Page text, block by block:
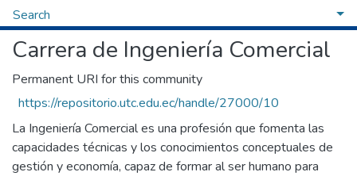
Search
Carrera de Ingeniería Comercial
Permanent URI for this community
https://repositorio.utc.edu.ec/handle/27000/10
La Ingeniería Comercial es una profesión que fomenta las
capacidades técnicas y los conocimientos conceptuales de
gestión y economía, capaz de formar al ser humano para